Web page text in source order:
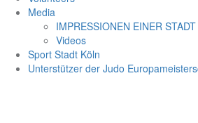
Media
IMPRESSIONEN EINER STADT
Videos
Sport Stadt Köln
Unterstützer der Judo